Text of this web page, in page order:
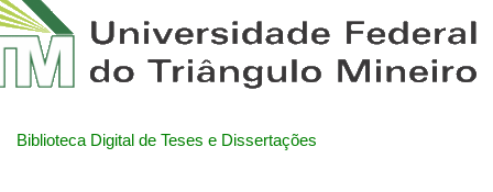
Biblioteca Digital de Teses e Dissertações